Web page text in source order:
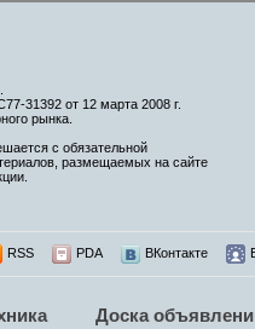
31392 от 12 марта 2008 г.
рынка.
с обязательной
размещаемых на сайте
RSS PDA ВКонтакте
Доска